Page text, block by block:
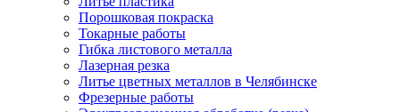
Порошковая покраска
Токарные работы
Гибка листового металла
Лазерная резка
Литье цветных металлов в Челябинске
Фрезерные работы